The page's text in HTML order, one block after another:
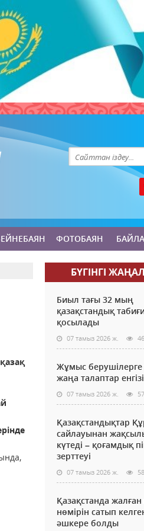
ФОТОБАЯН
БҮГІНГI
Биыл тағы 32 мың
қазақстандық
қосылады
07 тамыз 2026 ж. 46
Жұмыс берушілерге
жаңа талаптар
07 тамыз 2026 ж. 57
Қазақстандықтар
сайлауынан
күтеді – қоғамдық
зерттеуі
07 тамыз 2026 ж. 58
Қазақстанда жалған
нөмірін сатып
әшкере болды